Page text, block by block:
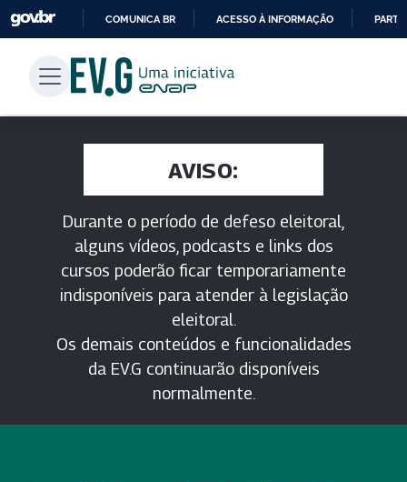
PARA
CONTEÚDO
COMUNICA BR ACESSO À INFORMAÇÃO
AVISO:
Durante o período de defeso eleitoral,
alguns vídeos, podcasts e links dos
cursos poderão ficar temporariamente
indisponíveis para atender à legislação
eleitoral.
Os demais conteúdos e funcionalidades
da EV.G continuarão disponíveis
normalmente.